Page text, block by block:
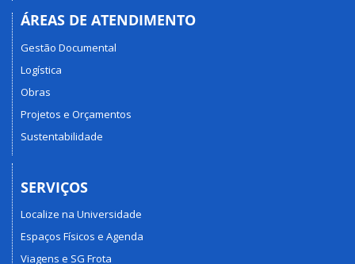
ÁREAS DE ATENDIMENTO
Gestão Documental
Logística
Obras
Projetos e Orçamentos
Sustentabilidade
SERVIÇOS
Localize na Universidade
Espaços Físicos e Agenda
Viagens e SG Frota